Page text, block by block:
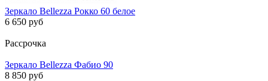
Зеркало Bellezza Рокко 60 белое
6 650 руб
Рассрочка
Зеркало Bellezza Фабио 90
8 850 руб